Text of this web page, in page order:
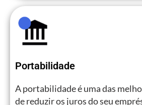
Portabilidade
A portabilidade é uma das
de reduzir os juros do seu